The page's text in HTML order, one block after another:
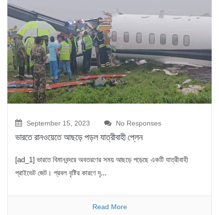
September 15, 2023 No Responses
ভারতে রানওয়েতে আছড়ে পড়ল যাত্রীবাহী প্লেন
[ad_1] ভারতে বিমানবন্দরে অবতরণের সময় আছড়ে পড়েছে একটি যাত্রীবাহী
প্রাইভেট জেট। প্রবল বৃষ্টির কারণে দৃ...
Read More